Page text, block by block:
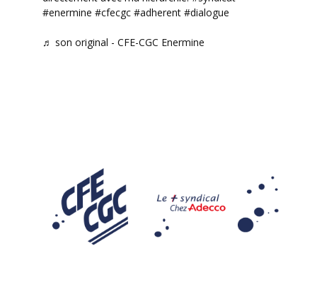
#enermine #cfecgc #adherent #dialogue
♬ son original - CFE-CGC Enermine